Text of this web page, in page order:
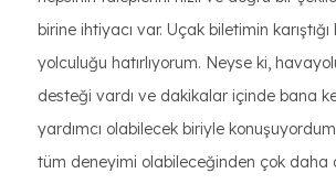
birine ihtiyacı var. Uçak biletimin karıştığı
yolculuğu hatırlıyorum. Neyse ki,
desteği vardı ve dakikalar içinde bana
yardımcı olabilecek biriyle
tüm deneyimi olabileceğinden çok daha